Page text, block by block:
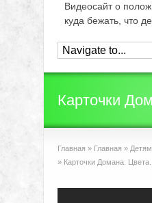
Видеосайт о
куда бежать, что
Карточки
Главная » Главная » Детям
» Карточки Домана. Цвета.